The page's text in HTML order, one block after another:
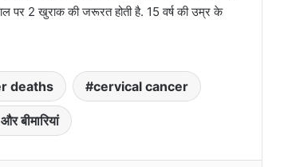
पर 2 खुराक की जरूरत होती है. 15 वर्ष की उम्र के
deaths cervical cancer
बीमारियां